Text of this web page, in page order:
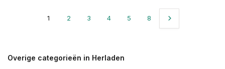
1 2 3 4 5 8
Overige categorieën in Herladen